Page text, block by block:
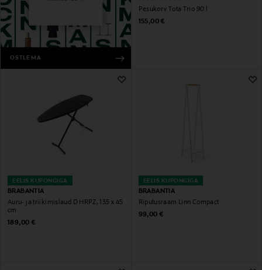
OSTLEMA
Pesukorv Tota Trio 90 l
Original Price
155,00 €
EELIS KUPONGIGA
BRABANTIA
Auru- ja triikimislaud D HRPZ, 135 x 45
cm
Original Price
189,00 €
EELIS KUPONGIGA
BRABANTIA
Riputusraam Linn Compact
Original Price
99,00 €